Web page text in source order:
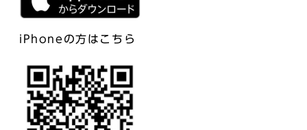
iPhoneの方はこちら